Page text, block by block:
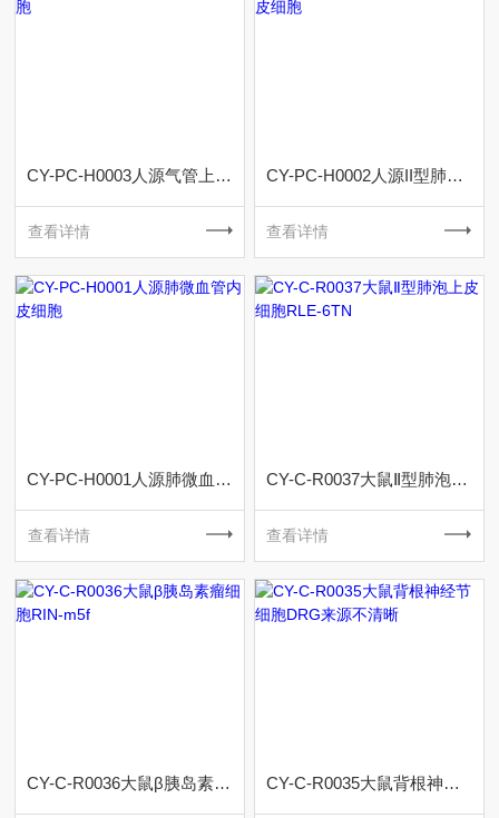
CY-PC-H0003人源气管上皮细胞
查看详情
CY-PC-H0002人源II型肺泡上皮细胞
查看详情
CY-PC-H0001人源肺微血管内皮细胞
查看详情
CY-C-R0037大鼠Ⅱ型肺泡上皮细胞RLE-6TN
查看详情
CY-C-R0036大鼠β胰岛素瘤细胞RIN-m5f CY-C-R0035大鼠背根神经节细胞DRG来源不清晰